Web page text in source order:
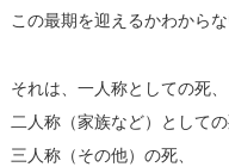
この最期を迎えるかわからな
それは、一人称としての死、
二人称（家族など）としての
三人称（その他）の死、